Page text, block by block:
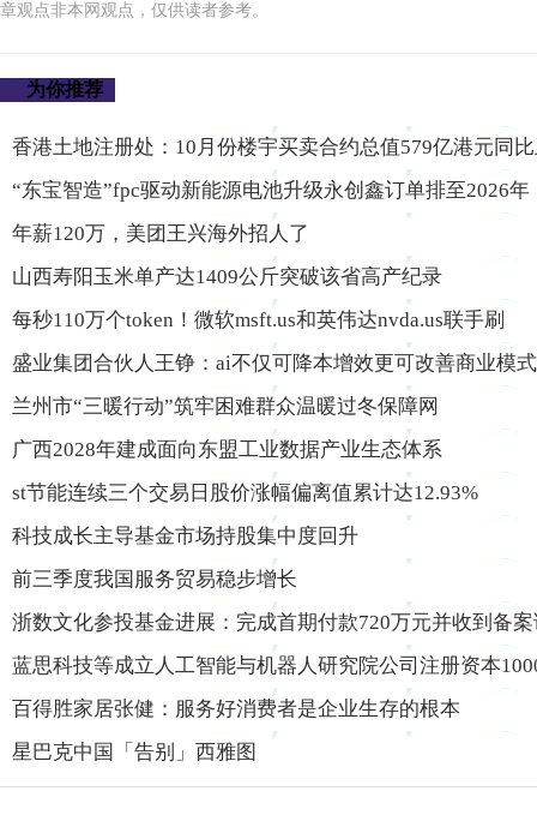
章观点非本网观点，仅供读者参考。
为你推荐
香港土地注册处：10月份楼宇买卖合约总值579亿港元同
“东宝智造”fpc驱动新能源电池升级永创鑫订单排至2026年
年薪120万，美团王兴海外招人了
山西寿阳玉米单产达1409公斤突破该省高产纪录
每秒110万个token！微软msft.us和英伟达nvda.us联手刷
盛业集团合伙人王铮：ai不仅可降本增效更可改善商业模式
兰州市“三暖行动”筑牢困难群众温暖过冬保障网
广西2028年建成面向东盟工业数据产业生态体系
st节能连续三个交易日股价涨幅偏离值累计达12.93%
科技成长主导基金市场持股集中度回升
前三季度我国服务贸易稳步增长
浙数文化参投基金进展：完成首期付款720万元并收到备
蓝思科技等成立人工智能与机器人研究院公司注册资本
百得胜家居张健：服务好消费者是企业生存的根本
星巴克中国「告别」西雅图